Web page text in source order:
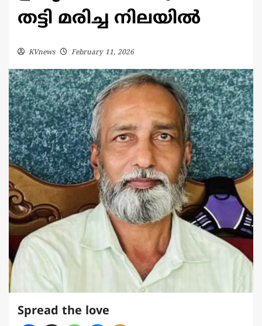
തട്ടി മരിച്ച നിലയില്‍
KVnews February 11, 2026
Spread the love